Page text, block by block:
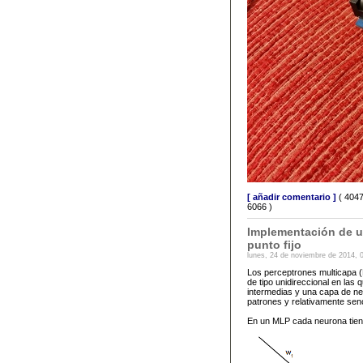
[ añadir comentario ] (
6066 )
Implementación de
punto fijo
lunes, 24 de noviembre de 2014,
Los perceptrones multicapa
de tipo unidireccional en las
intermedias y una capa de
patrones y relativamente
En un MLP cada neurona